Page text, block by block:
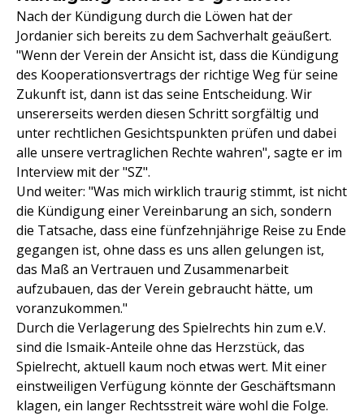
Nach der Kündigung durch die Löwen hat der
Jordanier sich bereits zu dem Sachverhalt geäußert.
"Wenn der Verein der Ansicht ist, dass die Kündigung
des Kooperationsvertrags der richtige Weg für seine
Zukunft ist, dann ist das seine Entscheidung. Wir
unsererseits werden diesen Schritt sorgfältig und
unter rechtlichen Gesichtspunkten prüfen und dabei
alle unsere vertraglichen Rechte wahren", sagte er im
Interview mit der "SZ".
Und weiter: "Was mich wirklich traurig stimmt, ist nicht
die Kündigung einer Vereinbarung an sich, sondern
die Tatsache, dass eine fünfzehnjährige Reise zu Ende
gegangen ist, ohne dass es uns allen gelungen ist,
das Maß an Vertrauen und Zusammenarbeit
aufzubauen, das der Verein gebraucht hätte, um
voranzukommen."
Durch die Verlagerung des Spielrechts hin zum e.V.
sind die Ismaik-Anteile ohne das Herzstück, das
Spielrecht, aktuell kaum noch etwas wert. Mit einer
einstweiligen Verfügung könnte der Geschäftsmann
klagen, ein langer Rechtsstreit wäre wohl die Folge.